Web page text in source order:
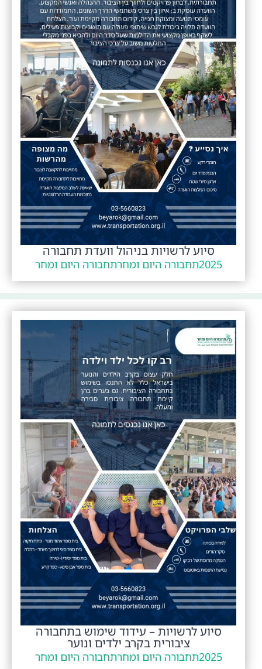
סיוע לרשויות בניהול וועדת תחבורה
2025תחבורה היום ומחרתחבורה היום ומחר
סיוע לרשויות – עידוד שימוש בתחבורה
ציבורית בקרב ילדים ונוער
2025תחבורה היום ומחרתחבורה היום ומחר